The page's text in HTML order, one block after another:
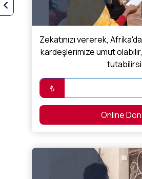
Zekatınızı vererek,
kardeşlerimize umut olabilir,
₺
Online